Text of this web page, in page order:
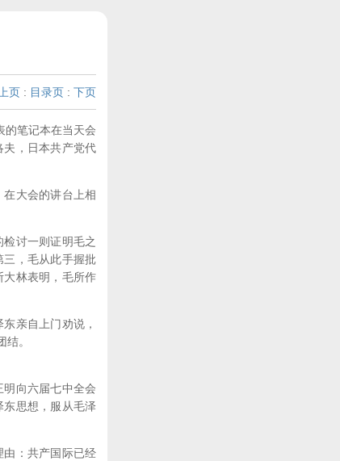
上页 : 目录页 : 下页
笔记本在当天会
夫，日本共产党代
大会的讲台上相
讨一则证明毛之
三，毛从此手握批
大林表明，毛所作
亲自上门劝说，
。
向六届七中全会
思想，服从毛泽
：共产国际已经